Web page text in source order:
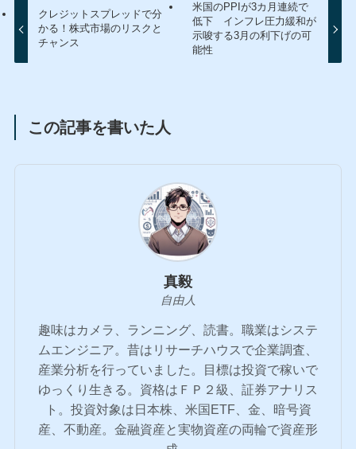
クレジットスプレッドで分
かる！株式市場のリスクと
チャンス
米国のPPIが3カ月連続で
低下 インフレ圧力緩和が
示唆する3月の利下げの可
能性
この記事を書いた人
真毅
自由人
趣味はカメラ、ランニング、読書。職業はシステ
ムエンジニア。昔はリサーチハウスで企業調査、
産業分析を行っていました。目標は投資で稼いで
ゆっくり生きる。資格はＦＰ２級、証券アナリス
ト。投資対象は日本株、米国ETF、金、暗号資
産、不動産。金融資産と実物資産の両輪で資産形